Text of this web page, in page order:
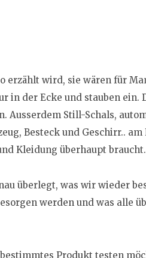
erzählt wird, sie wären für
in der Ecke und stauben ein.
Ausserdem Still-Schals,
Besteck und Geschirr.. am
Kleidung überhaupt braucht.
überlegt, was wir wieder
werden und was alle
Produkt testen